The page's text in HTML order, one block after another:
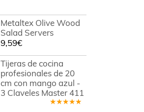
Metaltex Olive Wood
Salad Servers
9,59€
Tijeras de cocina
profesionales de 20
cm con mango azul -
3 Claveles Master 411